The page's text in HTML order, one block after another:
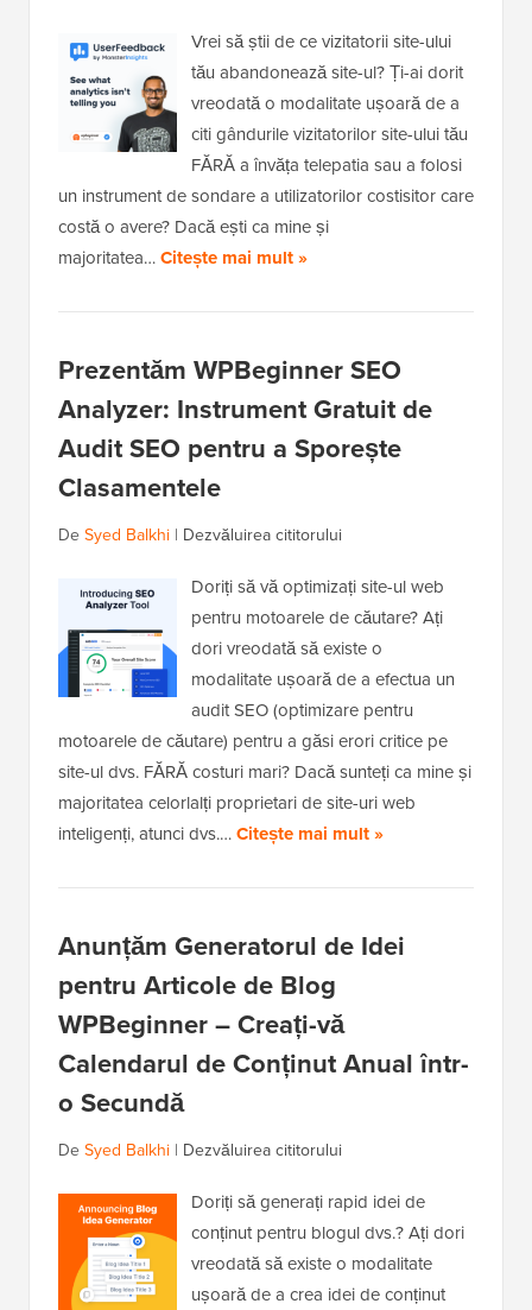
Vrei să știi de ce vizitatorii site-ului
tău abandonează site-ul? Ți-ai dorit
vreodată o modalitate ușoară de a
citi gândurile vizitatorilor site-ului tău
FĂRĂ a învăța telepatia sau a folosi
un instrument de sondare a utilizatorilor costisitor care
costă o avere? Dacă ești ca mine și
majoritatea…Citește mai mult »
Prezentăm WPBeginner SEO
Analyzer: Instrument Gratuit de
Audit SEO pentru a Sporește
Clasamentele
De Syed Balkhi | Dezvăluirea cititorului
Doriți să vă optimizați site-ul web
pentru motoarele de căutare? Ați
dori vreodată să existe o
modalitate ușoară de a efectua un
audit SEO (optimizare pentru
motoarele de căutare) pentru a găsi erori critice pe
site-ul dvs. FĂRĂ costuri mari? Dacă sunteți ca mine și
majoritatea celorlalți proprietari de site-uri web
inteligenți, atunci dvs.…Citește mai mult »
Anunțăm Generatorul de Idei
pentru Articole de Blog
WPBeginner – Creați-vă
Calendarul de Conținut Anual într-
o Secundă
De Syed Balkhi | Dezvăluirea cititorului
Doriți să generați rapid idei de
conținut pentru blogul dvs.? Ați dori
vreodată să existe o modalitate
ușoară de a crea idei de conținut